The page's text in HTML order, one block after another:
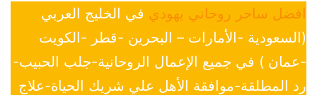
افضل ساحر روحاني يهودي في الخليج العربي
(السعودية -الأمارات – البحرين -قطر -الكويت
-عمان ) في جميع الإعمال الروحانية-جلب الحبيب-
رد المطلقة-موافقة الأهل علي شريك الحياة-علاج